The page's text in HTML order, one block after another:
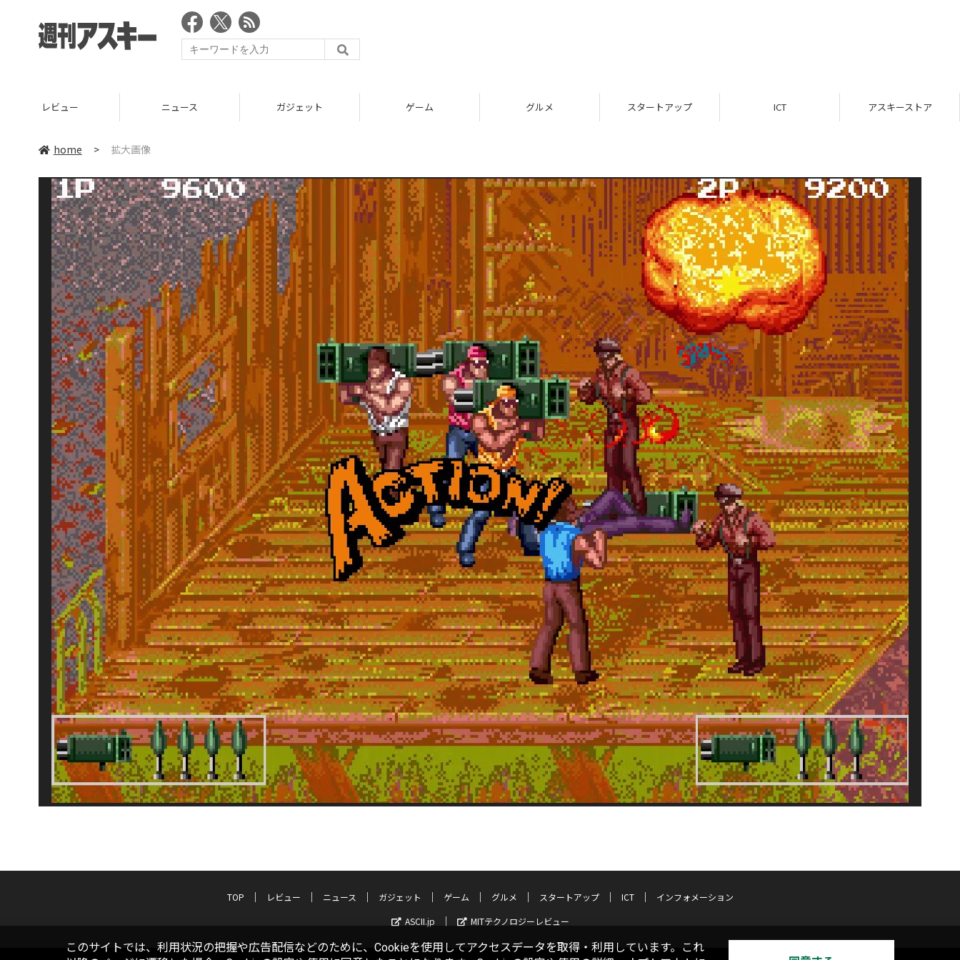
レビュー ニュース ガジェット ゲーム グルメ スタートアップ ICT アスキーストア
home > 拡大画像
TOP レビュー ニュース ガジェット ゲーム グルメ スタートアップ ICT
インフォメーション
ASCII.jp
MITテクノロジーレビュー
このサイトでは、利用状況の把握や広告配信などのために、Cookieを使用してアクセスデータを取得・利用しています。これ